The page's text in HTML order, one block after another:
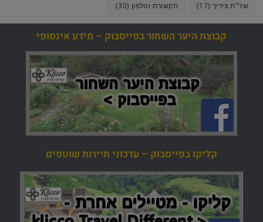
שד"ת ציריך (17) תקשורת וטלפון (30)
קבוצת היער השחור בפייסבוק – מידע אינסופי
קליקו בפייסבוק – עדכוני תיירות שוטפים